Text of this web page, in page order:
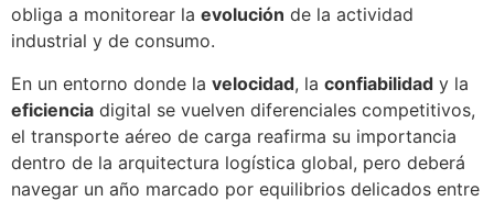
obliga a monitorear la evolución de la actividad
industrial y de consumo.
En un entorno donde la velocidad, la confiabilidad y la
eficiencia digital se vuelven diferenciales competitivos,
el transporte aéreo de carga reafirma su importancia
dentro de la arquitectura logística global, pero deberá
navegar un año marcado por equilibrios delicados entre